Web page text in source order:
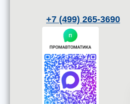
+7 (499) 265-3690